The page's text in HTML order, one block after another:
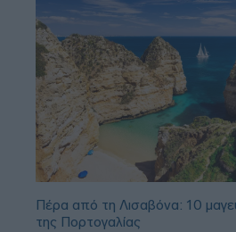
Πέρα από τη Λισαβόνα: 10
της Πορτογαλίας